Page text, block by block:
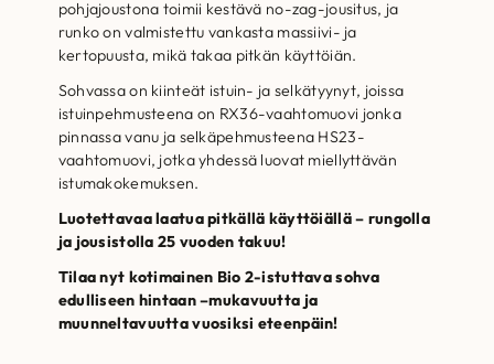
pohjajoustona toimii kestävä no-zag-jousitus, ja
runko on valmistettu vankasta massiivi- ja
kertopuusta, mikä takaa pitkän käyttöiän.
Sohvassa on kiinteät istuin- ja selkätyynyt, joissa
istuinpehmusteena on RX36-vaahtomuovi jonka
pinnassa vanu ja selkäpehmusteena HS23-
vaahtomuovi, jotka yhdessä luovat miellyttävän
istumakokemuksen.
Luotettavaa laatua pitkällä käyttöiällä – rungolla
ja jousistolla 25 vuoden takuu!
Tilaa nyt kotimainen Bio 2-istuttava sohva
edulliseen hintaan –mukavuutta ja
muunneltavuutta vuosiksi eteenpäin!